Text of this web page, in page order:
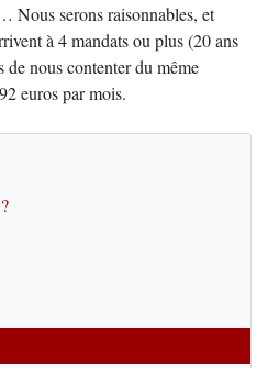
Nous serons raisonnables, et
à 4 mandats ou plus (20 ans
de nous contenter du même
euros par mois.